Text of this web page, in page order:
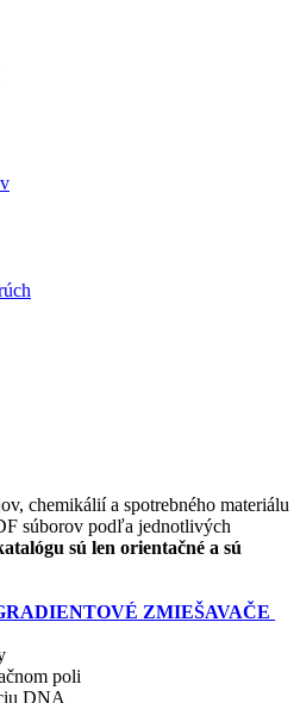
chemikálií a spotrebného materiálu
súborov podľa jednotlivých
sú len orientačné a sú
ZMIEŠAVAČE
poli
DNA